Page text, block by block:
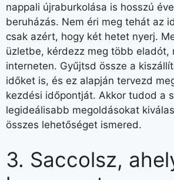
nappali újraburkolása is hosszú
beruházás. Nem éri meg tehát az
csak azért, hogy két hetet nyerj.
üzletbe, kérdezz meg több eladót,
interneten. Gyűjtsd össze a
időket is, és ez alapján tervezd
kezdési időpontját. Akkor tudod a
legideálisabb megoldásokat
összes lehetőséget ismered.
3. Saccolsz,